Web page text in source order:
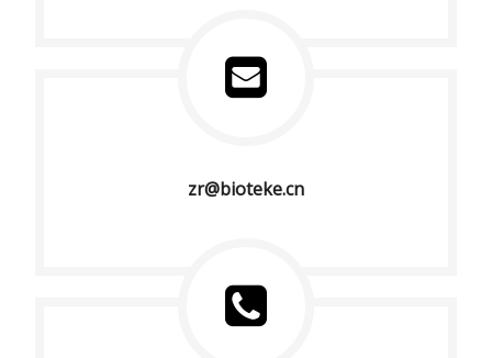
zr@bioteke.cn